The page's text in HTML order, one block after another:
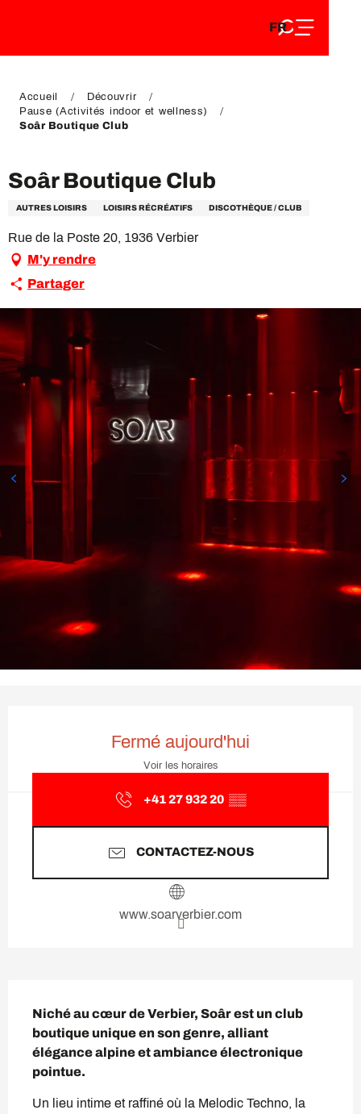
DE
FR
EN
Accueil
Découvrir
Pause (Activités indoor et wellness)
Soâr Boutique Club
Soâr Boutique Club
AUTRES LOISIRS LOISIRS RÉCRÉATIFS DISCOTHÈQUE / CLUB
Rue de la Poste 20, 1936 Verbier
M'y rendre
Partager
Fermé aujourd'hui
Voir les horaires
+41 27 932 20 ▒▒
CONTACTEZ-NOUS
www.soarverbier.com
Niché au cœur de Verbier, Soâr est un club
boutique unique en son genre, alliant
élégance alpine et ambiance électronique
pointue.
Un lieu intime et raffiné où la Melodic Techno, la